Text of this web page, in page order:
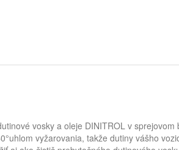
vosky a oleje DINITROL v sprejovom
vyžarovania, takže dutiny vášho